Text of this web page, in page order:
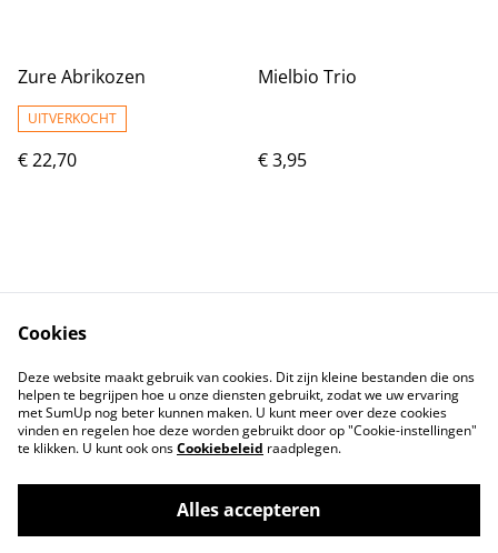
Zure Abrikozen
UITVERKOCHT
€ 22,70
Mielbio Trio
€ 3,95
Contact
Voorwaarden
Privacybeleid
Cookiebeleid
©2026Tindahan Reform
Cookies
Deze website maakt gebruik van cookies. Dit zijn kleine bestanden die ons
helpen te begrijpen hoe u onze diensten gebruikt, zodat we uw ervaring
met SumUp nog beter kunnen maken. U kunt meer over deze cookies
vinden en regelen hoe deze worden gebruikt door op "Cookie-instellingen"
te klikken. U kunt ook onsCookiebeleid raadplegen.
Alles accepteren